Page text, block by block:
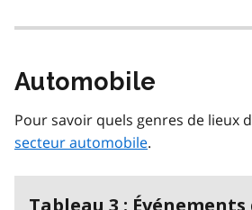
Automobile
Pour savoir quels genres de lieux
secteur automobile.
Tableau 3 :